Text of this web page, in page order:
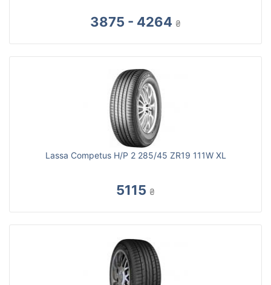
3875 - 4264 ₴
Lassa Competus H/P 2 285/45 ZR19 111W XL
5115 ₴